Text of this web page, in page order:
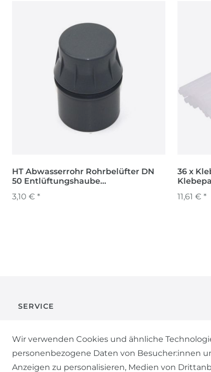
HT Abwasserrohr Rohrbelüfter DN
50 Entlüftungshaube
3,10 € *
36 x
11,61 € *
SERVICE
ZAHLUNG & VERSAND
Wir verwenden Cookies und ähnliche
personenbezogene Daten von Besucher:innen
Anzeigen zu personalisieren, Medien von